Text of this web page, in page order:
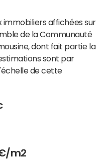
immobiliers affichées sur
de la Communauté
dont fait partie la
sont par
de cette
m2